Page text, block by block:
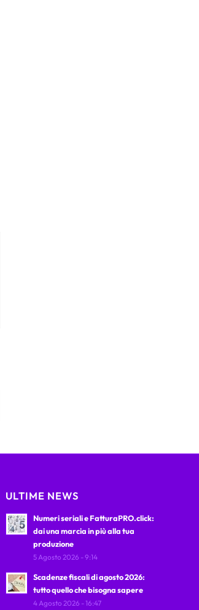
ULTIME NEWS
Numeri seriali e FatturaPRO.click:
dai una marcia in più alla tua
produzione
5 Agosto 2026 - 9:14
Scadenze fiscali di agosto 2026:
tutto quello che bisogna sapere
4 Agosto 2026 - 16:47